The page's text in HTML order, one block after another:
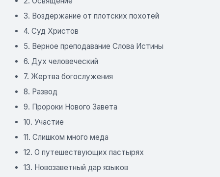
3. Воздержание от плотских похотей
4. Суд Христов
5. Верное преподавание Слова Истины
6. Дух человеческий
7. Жертва богослужения
8. Развод
9. Пророки Нового Завета
10. Участие
11. Слишком много меда
12. О путешествующих пастырях
13. Новозаветный дар языков